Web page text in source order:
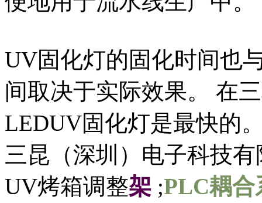
UV固化灯的固化时间也
间取决于实际效果。 在
LEDUV固化灯是最快的
三昆（深圳）电子科技
UV烤箱调整架 ;PLC耦合